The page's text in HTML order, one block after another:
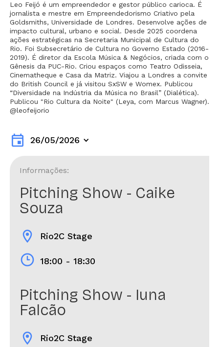
Leo Feijó é um empreendedor e gestor público carioca. É
jornalista e mestre em Empreendedorismo Criativo pela
Goldsmiths, Universidade de Londres. Desenvolve ações de
impacto cultural, urbano e social. Desde 2025 coordena
ações estratégicas na Secretaria Municipal de Cultura do
Rio. Foi Subsecretário de Cultura no Governo Estado (2016-
2019). É diretor da Escola Música & Negócios, criada com o
Gênesis da PUC-Rio. Criou espaços como Teatro Odisseia,
Cinematheque e Casa da Matriz. Viajou a Londres a convite
do British Council e já visitou SxSW e Womex. Publicou
“Diversidade na Indústria da Música no Brasil” (Dialética).
Publicou "Rio Cultura da Noite" (Leya, com Marcus Wagner).
@leofeijorio
event 26/05/2026
Informações:
Pitching Show - Caike
Souza
location_on Rio2C Stage
18:00 - 18:30
Pitching Show - Iuna
Falcão
location_on Rio2C Stage